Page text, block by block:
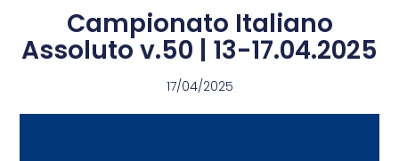
Campionato Italiano
Assoluto v.50 | 13-17.04.2025
17/04/2025